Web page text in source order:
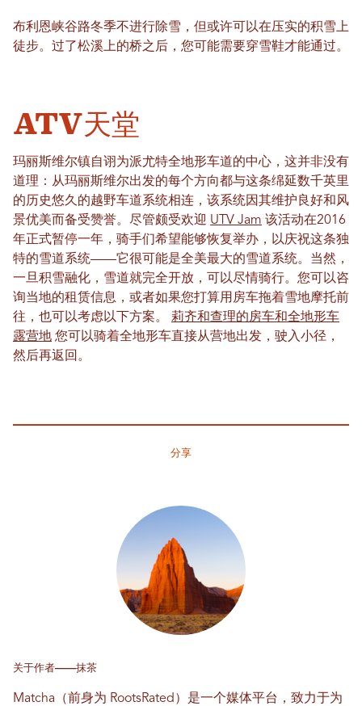
布利恩峡谷路冬季不进行除雪，但或许可以在压实的积雪上
徒步。过了松溪上的桥之后，您可能需要穿雪鞋才能通过。
ATV天堂
玛丽斯维尔镇自诩为派尤特全地形车道的中心，这并非没有
道理：从玛丽斯维尔出发的每个方向都与这条绵延数千英里
的历史悠久的越野车道系统相连，该系统因其维护良好和风
景优美而备受赞誉。尽管颇受欢迎 UTV Jam 该活动在2016
年正式暂停一年，骑手们希望能够恢复举办，以庆祝这条独
特的雪道系统——它很可能是全美最大的雪道系统。当然，
一旦积雪融化，雪道就完全开放，可以尽情骑行。您可以咨
询当地的租赁信息，或者如果您打算用房车拖着雪地摩托前
往，也可以考虑以下方案。 莉齐和查理的房车和全地形车
露营地 您可以骑着全地形车直接从营地出发，驶入小径，
然后再返回。
分享
关于作者——抹茶
Matcha（前身为 RootsRated）是一个媒体平台，致力于为